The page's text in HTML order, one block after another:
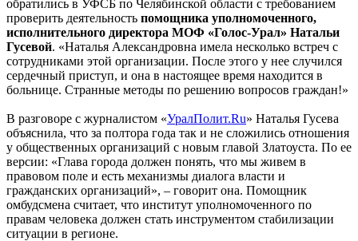
обратились в УФСБ по Челябинской области с требованием
проверить деятельность помощника уполномоченного,
исполнительного директора МОФ «Голос-Урал» Натальи
Гусевой. «Наталья Александровна имела несколько встреч с
сотрудниками этой организации. После этого у нее случился
сердечный приступ, и она в настоящее время находится в
больнице. Странные методы по решению вопросов граждан!»
В разговоре с журналистом «УралПолит.Ru» Наталья Гусева
объяснила, что за полтора года так и не сложились отношения
у общественных организаций с новым главой Златоуста. По ее
версии: «Глава города должен понять, что мы живем в
правовом поле и есть механизмы диалога власти и
гражданских организаций», – говорит она. Помощник
омбудсмена считает, что институт уполномоченного по
правам человека должен стать инструментом стабилизации
ситуации в регионе.